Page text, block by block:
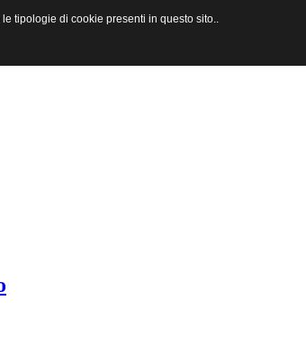
tipologie di cookie presenti in questo sito..